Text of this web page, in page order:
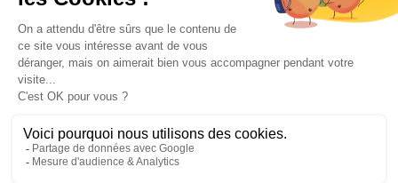
FAQ A propos de Lili
Contact
Mentions légales
TNE
Paroles de super-éducateurs